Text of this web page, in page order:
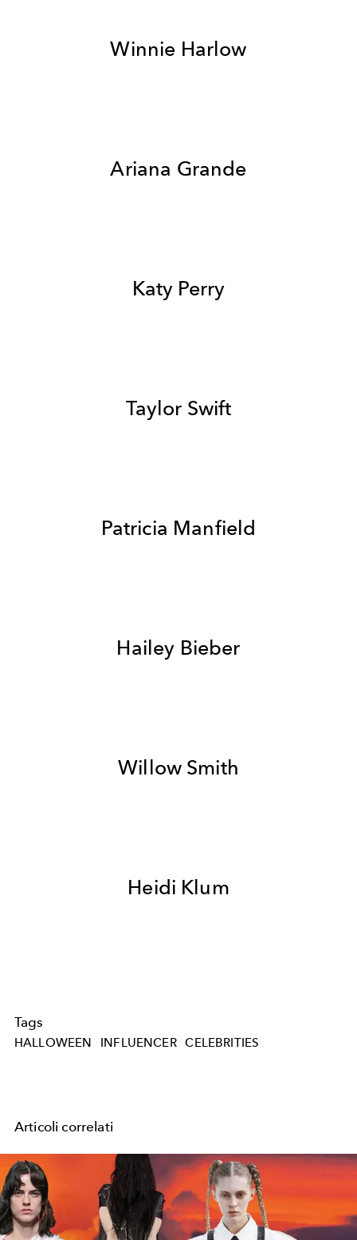
Winnie Harlow
Ariana Grande
Katy Perry
Taylor Swift
Patricia Manfield
Hailey Bieber
Willow Smith
Heidi Klum
Tags
HALLOWEEN INFLUENCER CELEBRITIES
Articoli correlati